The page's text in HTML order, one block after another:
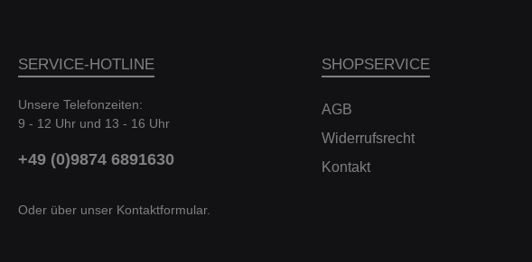
SERVICE-HOTLINE
Unsere Telefonzeiten:
9 - 12 Uhr und 13 - 16 Uhr
+49 (0)9874 6891630
Oder über unser Kontaktformular.
SHOPSERVICE
AGB
Widerrufsrecht
Kontakt